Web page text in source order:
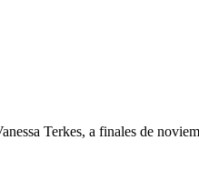
Terkes, a finales de